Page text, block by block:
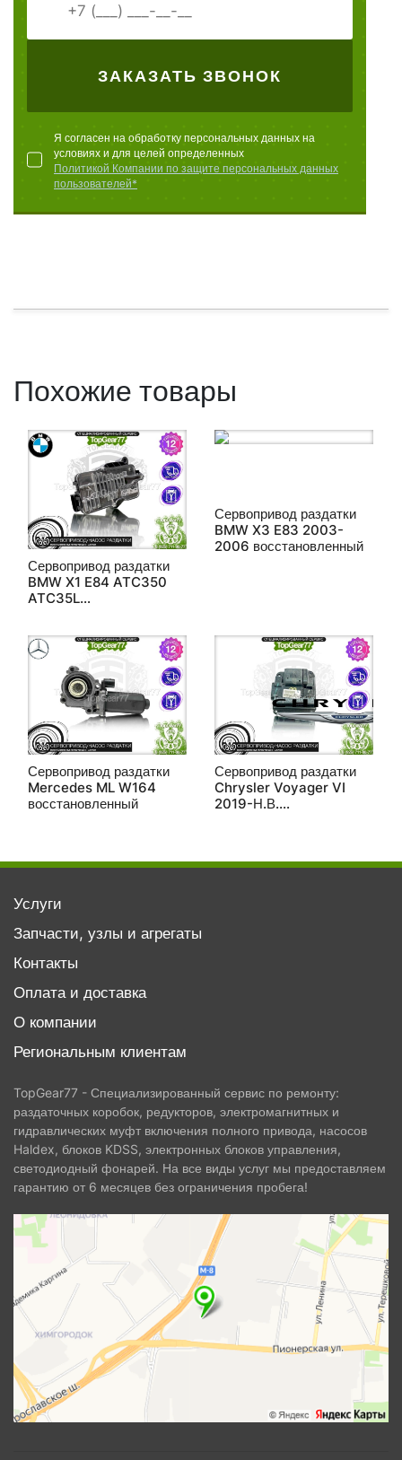
ЗАКАЗАТЬ ЗВОНОК
Я согласен на обработку персональных данных на
условиях и для целей определенных
Политикой Компании по защите персональных данных
пользователей*
Похожие товары
Сервопривод раздатки
BMW X1 E84 ATC350
ATC35L
Сервопривод раздатки
BMW X3 E83 2003-
2006 восстановленный
Сервопривод раздатки
Mercedes ML W164
восстановленный
Сервопривод раздатки
Chrysler Voyager VI
2019-Н.В.
Услуги
Запчасти, узлы и агрегаты
Контакты
Оплата и доставка
О компании
Региональным клиентам
TopGear77 - Специализированный сервис по ремонту:
раздаточных коробок, редукторов, электромагнитных и
гидравлических муфт включения полного привода, насосов
Haldex, блоков KDSS, электронных блоков управления,
светодиодный фонарей. На все виды услуг мы предоставляем
гарантию от 6 месяцев без ограничения пробега!